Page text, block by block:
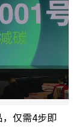
仅需4步即